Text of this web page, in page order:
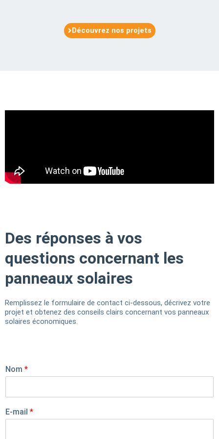
Découvrez nos projets
Des réponses à vos
questions concernant les
panneaux solaires
Remplissez le formulaire de contact ci-dessous, décrivez votre
projet et obtenez des conseils clairs concernant vos panneaux
solaires économiques.
Nom *
E-mail *